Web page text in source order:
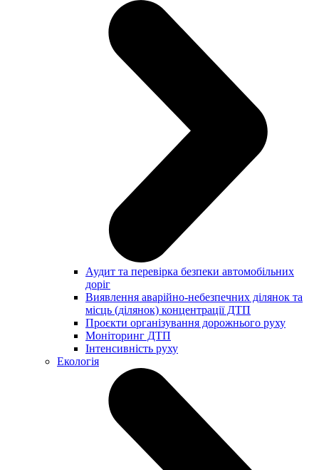
Аудит та перевірка безпеки автомобільних
доріг
Виявлення аварійно-небезпечних ділянок та
місць (ділянок) концентрації ДТП
Проєкти організування дорожнього руху
Моніторинг ДТП
Інтенсивність руху
Екологія